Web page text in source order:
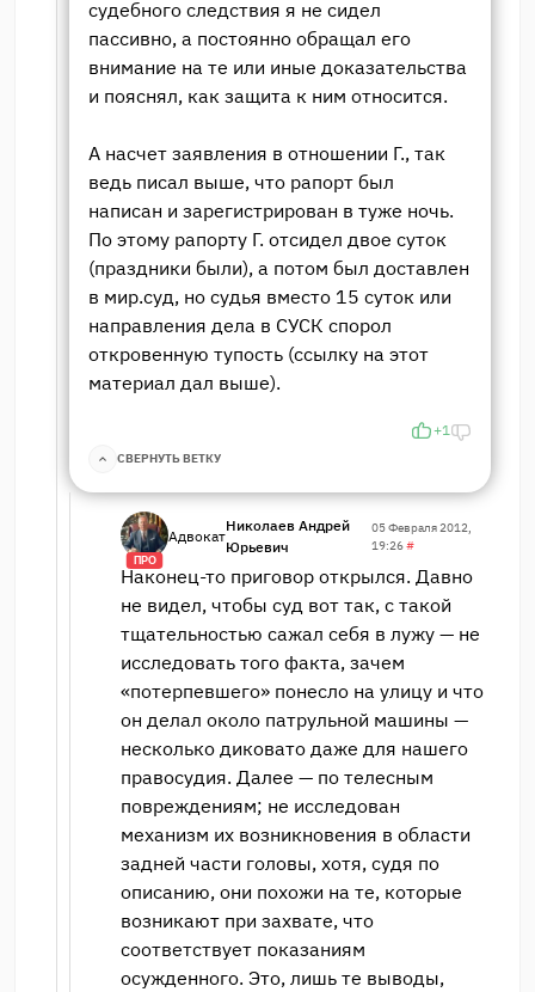
судебного следствия я не сидел
пассивно, а постоянно обращал его
внимание на те или иные доказательства
и пояснял, как защита к ним относится.
А насчет заявления в отношении Г., так
ведь писал выше, что рапорт был
написан и зарегистрирован в туже ночь.
По этому рапорту Г. отсидел двое суток
(праздники были), а потом был доставлен
в мир.суд, но судья вместо 15 суток или
направления дела в СУСК спорол
откровенную тупость (ссылку на этот
материал дал выше).
+1
СВЕРНУТЬ ВЕТКУ
ПРО
Адвокат
Николаев Андрей
Юрьевич
05 Февраля 2012,
19:26#
Наконец-то приговор открылся. Давно
не видел, чтобы суд вот так, с такой
тщательностью сажал себя в лужу — не
исследовать того факта, зачем
«потерпевшего» понесло на улицу и что
он делал около патрульной машины —
несколько диковато даже для нашего
правосудия. Далее — по телесным
повреждениям; не исследован
механизм их возникновения в области
задней части головы, хотя, судя по
описанию, они похожи на те, которые
возникают при захвате, что
соответствует показаниям
осужденного. Это, лишь те выводы,